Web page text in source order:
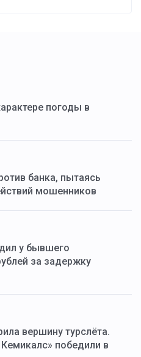
погоды в
банка, пытаясь
мошенников
у бывшего
за задержку
вершину турслёта.
победили в